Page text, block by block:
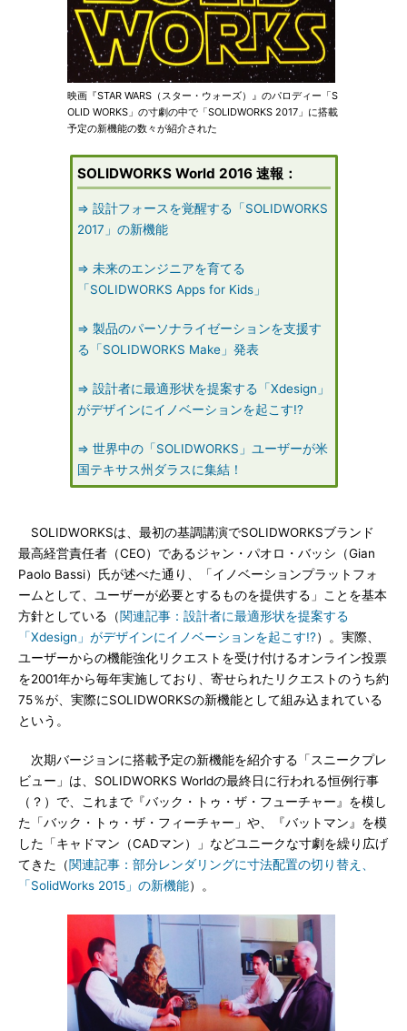
映画『STAR WARS（スター・ウォーズ）』のパロディー「S
OLID WORKS」の寸劇の中で「SOLIDWORKS 2017」に搭載
予定の新機能の数々が紹介された
SOLIDWORKS World 2016 速報：
⇒ 設計フォースを覚醒する「SOLIDWORKS
2017」の新機能
⇒ 未来のエンジニアを育てる
「SOLIDWORKS Apps for Kids」
⇒ 製品のパーソナライゼーションを支援す
る「SOLIDWORKS Make」発表
⇒ 設計者に最適形状を提案する「Xdesign」
がデザインにイノベーションを起こす!?
⇒ 世界中の「SOLIDWORKS」ユーザーが米
国テキサス州ダラスに集結！
SOLIDWORKSは、最初の基調講演でSOLIDWORKSブランド
最高経営責任者（CEO）であるジャン・パオロ・バッシ（Gian
Paolo Bassi）氏が述べた通り、「イノベーションプラットフォ
ームとして、ユーザーが必要とするものを提供する」ことを基本
方針としている（関連記事：設計者に最適形状を提案する
「Xdesign」がデザインにイノベーションを起こす!?）。実際、
ユーザーからの機能強化リクエストを受け付けるオンライン投票
を2001年から毎年実施しており、寄せられたリクエストのうち約
75％が、実際にSOLIDWORKSの新機能として組み込まれている
という。
次期バージョンに搭載予定の新機能を紹介する「スニークプレ
ビュー」は、SOLIDWORKS Worldの最終日に行われる恒例行事
（？）で、これまで『バック・トゥ・ザ・フューチャー』を模し
た「バック・トゥ・ザ・フィーチャー」や、『バットマン』を模
した「キャドマン（CADマン）」などユニークな寸劇を繰り広げ
てきた（関連記事：部分レンダリングに寸法配置の切り替え、
「SolidWorks 2015」の新機能）。